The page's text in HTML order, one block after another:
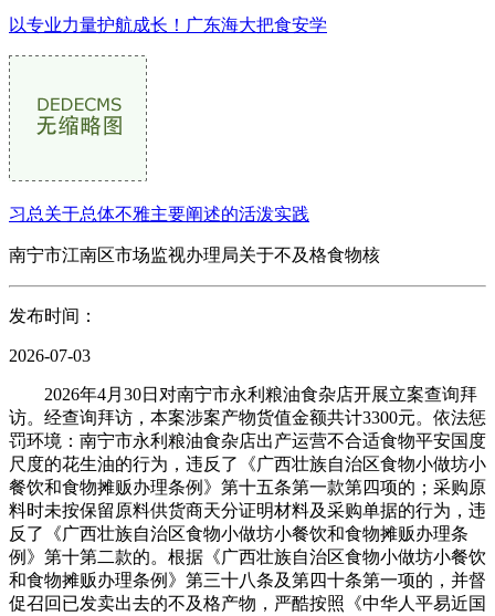
以专业力量护航成长！广东海大把食安学
习总关于总体不雅主要阐述的活泼实践
南宁市江南区市场监视办理局关于不及格食物核
发布时间：
2026-07-03
2026年4月30日对南宁市永利粮油食杂店开展立案查询拜
访。经查询拜访，本案涉案产物货值金额共计3300元。依法惩
罚环境：南宁市永利粮油食杂店出产运营不合适食物平安国度
尺度的花生油的行为，违反了《广西壮族自治区食物小做坊小
餐饮和食物摊贩办理条例》第十五条第一款第四项的；采购原
料时未按保留原料供货商天分证明材料及采购单据的行为，违
反了《广西壮族自治区食物小做坊小餐饮和食物摊贩办理条
例》第十第二款的。根据《广西壮族自治区食物小做坊小餐饮
和食物摊贩办理条例》第三十八条及第四十条第一项的，并督
促召回已发卖出去的不及格产物，严酷按照《中华人平易近国